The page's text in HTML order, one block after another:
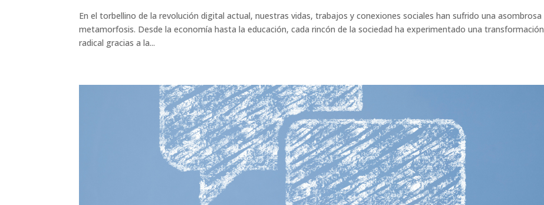
En el torbellino de la revolución digital actual, nuestras vidas, trabajos y conexiones sociales han sufrido una asombrosa
metamorfosis. Desde la economía hasta la educación, cada rincón de la sociedad ha experimentado una transformación
radical gracias a la...